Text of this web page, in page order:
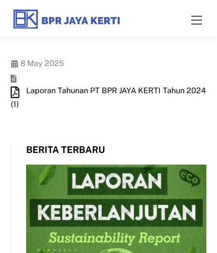
content
8 May 2025
Laporan Tahunan PT BPR JAYA KERTI Tahun 2024
(1)
BERITA TERBARU